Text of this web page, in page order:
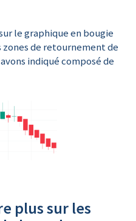
le graphique en bougie
zones de retournement de
indiqué composé de
plus sur les